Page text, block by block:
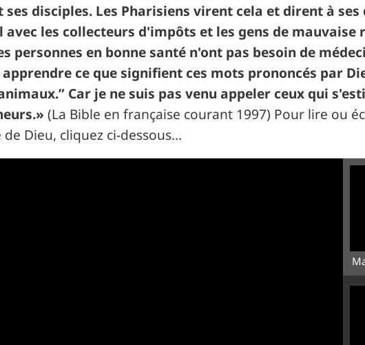
disciples. Les Pharisiens virent cela et dirent à
les collecteurs d'impôts et les gens de mauvaise
personnes en bonne santé n'ont pas besoin de
ce que signifient ces mots prononcés par
Car je ne suis pas venu appeler ceux qui
(La Bible en française courant 1997) Pour lire ou
de Dieu, cliquez ci-dessous…